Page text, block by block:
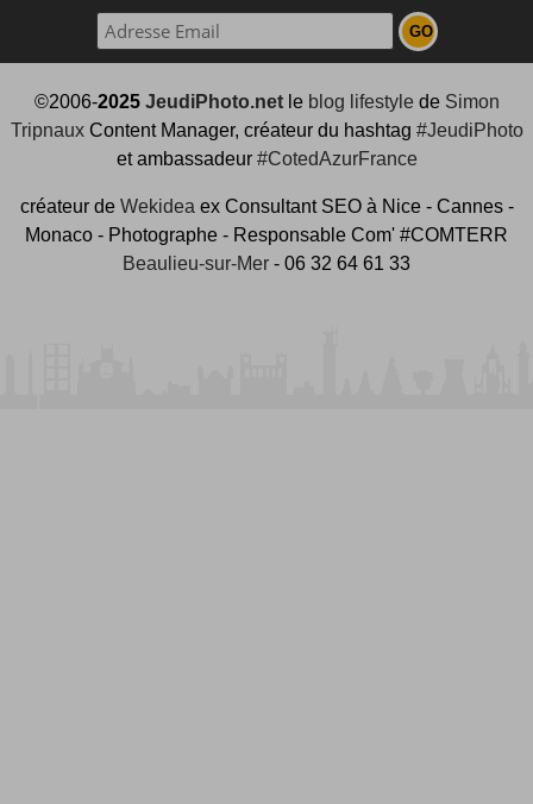
©2006-2025 JeudiPhoto.netle blog lifestylede Simon
TripnauxContent Manager, créateur du hashtag #JeudiPhoto
et ambassadeur #CotedAzurFrance
créateur de Wekidea ex Consultant SEO à Nice - Cannes -
Monaco - Photographe - Responsable Com' #COMTERR
Beaulieu-sur-Mer - 06 32 64 61 33